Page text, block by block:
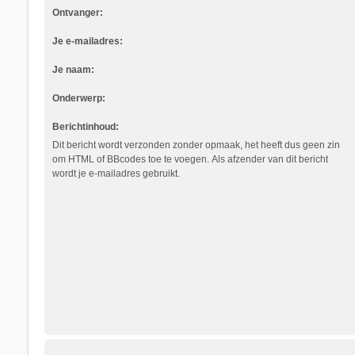
Ontvanger:
Je e-mailadres:
Je naam:
Onderwerp:
Berichtinhoud:
Dit bericht wordt verzonden zonder opmaak, het heeft dus geen zin
om HTML of BBcodes toe te voegen. Als afzender van dit bericht
wordt je e-mailadres gebruikt.